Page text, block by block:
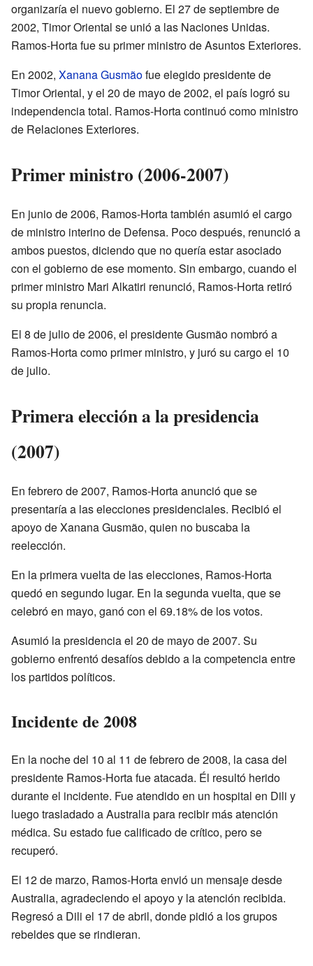
organizaría el nuevo gobierno. El 27 de septiembre de
2002, Timor Oriental se unió a las Naciones Unidas.
Ramos-Horta fue su primer ministro de Asuntos Exteriores.
En 2002, Xanana Gusmãofue elegido presidente de
Timor Oriental, y el 20 de mayo de 2002, el país logró su
independencia total. Ramos-Horta continuó como ministro
de Relaciones Exteriores.
Primer ministro (2006-2007)
En junio de 2006, Ramos-Horta también asumió el cargo
de ministro interino de Defensa. Poco después, renunció a
ambos puestos, diciendo que no quería estar asociado
con el gobierno de ese momento. Sin embargo, cuando el
primer ministro Mari Alkatiri renunció, Ramos-Horta retiró
su propia renuncia.
El 8 de julio de 2006, el presidente Gusmão nombró a
Ramos-Horta como primer ministro, y juró su cargo el 10
de julio.
Primera elección a la presidencia
(2007)
En febrero de 2007, Ramos-Horta anunció que se
presentaría a las elecciones presidenciales. Recibió el
apoyo de Xanana Gusmão, quien no buscaba la
reelección.
En la primera vuelta de las elecciones, Ramos-Horta
quedó en segundo lugar. En la segunda vuelta, que se
celebró en mayo, ganó con el 69.18% de los votos.
Asumió la presidencia el 20 de mayo de 2007. Su
gobierno enfrentó desafíos debido a la competencia entre
los partidos políticos.
Incidente de 2008
En la noche del 10 al 11 de febrero de 2008, la casa del
presidente Ramos-Horta fue atacada. Él resultó herido
durante el incidente. Fue atendido en un hospital en Dili y
luego trasladado a Australia para recibir más atención
médica. Su estado fue calificado de crítico, pero se
recuperó.
El 12 de marzo, Ramos-Horta envió un mensaje desde
Australia, agradeciendo el apoyo y la atención recibida.
Regresó a Dili el 17 de abril, donde pidió a los grupos
rebeldes que se rindieran.